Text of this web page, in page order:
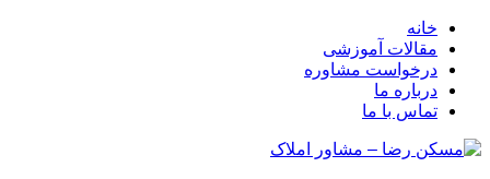
خانه
مقالات آموزشی
درخواست مشاوره
درباره ما
تماس با ما